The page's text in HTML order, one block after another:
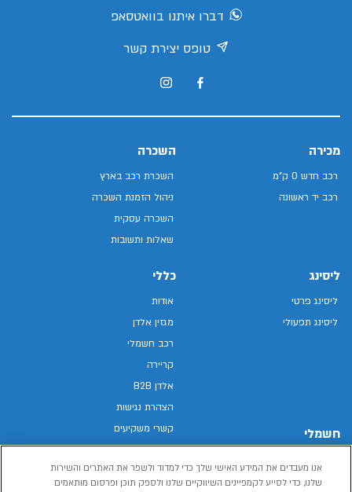
דברו איתנו בוואטסאפ
טופס יצירת קשר
מכירה
רכב חדש 0 ק"מ
רכב יד ראשונה
השכרה
השכרת רכב בארץ
ניהול הזמנת השכרה
השכרה עסקית
שאלות ותשובות
ליסינג
ליסינג פרטי
ליסינג תפעולי
חשמלי
רכב חשמלי
כללי
אודות
מגזין אלדן
רכב חשמלי
קריירה
אלדן B2B
הצהרת נגישות
קשרי משקיעים
מפת האתר
מדיניות פרטיות
אנו מעבדים את המידע האישי שלך כדי למדוד ולשפר את האתרים והשירות
שלנו, כדי לסייע לקמפיינים השיווקיים שלנו ולספק תוכן ופרסום מותאמים